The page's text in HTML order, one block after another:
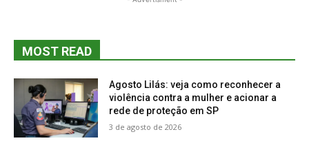
MOST READ
Agosto Lilás: veja como reconhecer a
violência contra a mulher e acionar a
rede de proteção em SP
3 de agosto de 2026